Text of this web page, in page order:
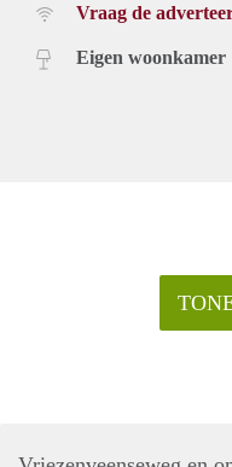
Vraag de
Eigen woonkamer